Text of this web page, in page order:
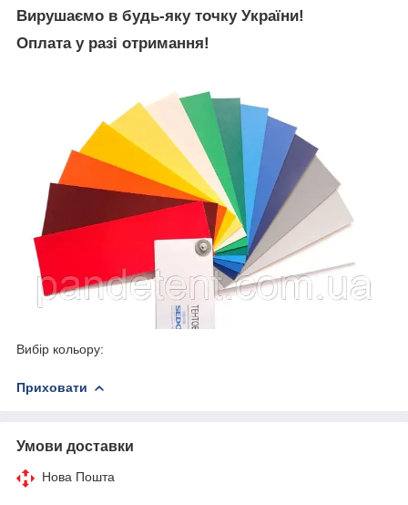
Вирушаємо в будь-яку точку України!
Оплата у разі отримання!
Вибір кольору:
Приховати
Умови доставки
Нова Пошта